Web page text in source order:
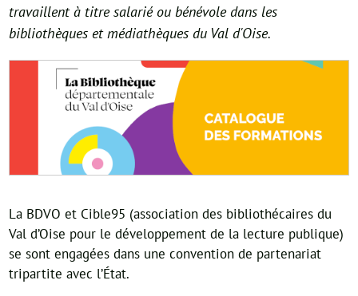
travaillent à titre salarié ou bénévole dans les
bibliothèques et médiathèques du Val d'Oise.
La BDVO et Cible95 (association des bibliothécaires du
Val d’Oise pour le développement de la lecture publique)
se sont engagées dans une convention de partenariat
tripartite avec l’État.